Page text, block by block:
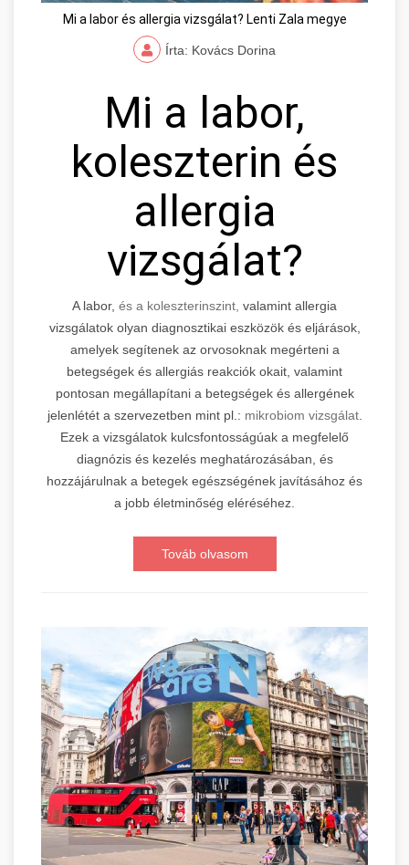
Mi a labor és allergia vizsgálat? Lenti Zala megye
Írta: Kovács Dorina
Mi a labor,
koleszterin és
allergia
vizsgálat?
A labor, és a koleszterinszint, valamint allergia
vizsgálatok olyan diagnosztikai eszközök és eljárások,
amelyek segítenek az orvosoknak megérteni a
betegségek és allergiás reakciók okait, valamint
pontosan megállapítani a betegségek és allergének
jelenlétét a szervezetben mint pl.: mikrobiom vizsgálat.
Ezek a vizsgálatok kulcsfontosságúak a megfelelő
diagnózis és kezelés meghatározásában, és
hozzájárulnak a betegek egészségének javításához és
a jobb életminőség eléréséhez.
Továb olvasom